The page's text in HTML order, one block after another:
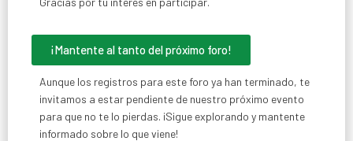
¡Mantente al tanto del próximo foro!
Aunque los registros para este foro ya han terminado, te
invitamos a estar pendiente de nuestro próximo evento
para que no te lo pierdas. ¡Sigue explorando y mantente
informado sobre lo que viene!